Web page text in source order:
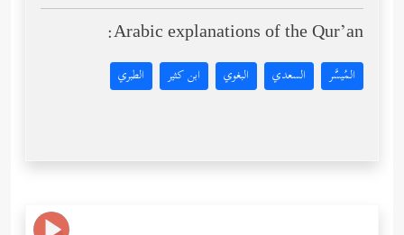
Arabic explanations of the Qur’an:
المُيسَّر السعدي البغوي ابن كثير الطبري